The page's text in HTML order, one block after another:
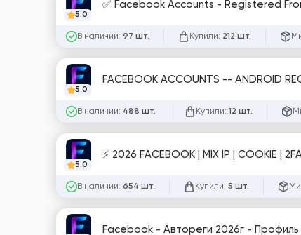
5.0
✅ Facebook Accounts - Registered
В наличии: 97 шт. Купили: 212 шт.
5.0
В наличии: 488 шт. Купили: 12 шт.
5.0
⚡ 2026 FACEBOOK | MIX IP | COOKIE |
В наличии: 654 шт. Купили: 5 шт.
Facebook - Автореги 2026г - Профиль